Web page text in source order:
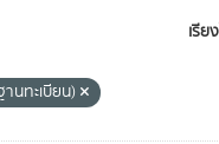
เรีย
นทะเบียน)